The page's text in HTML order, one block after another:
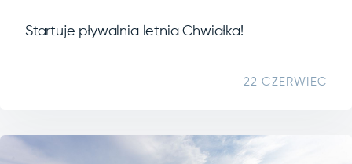
Startuje pływalnia letnia Chwiałka!
22 CZERWIEC